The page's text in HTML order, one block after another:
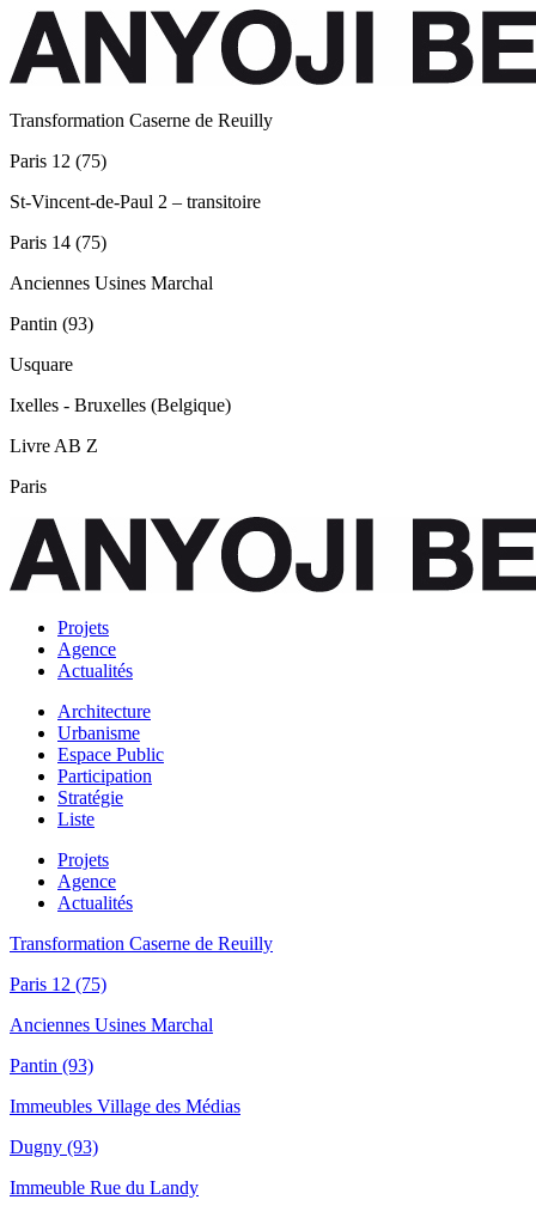
Transformation Caserne de Reuilly
Paris 12 (75)
St-Vincent-de-Paul 2 – transitoire
Paris 14 (75)
Anciennes Usines Marchal
Pantin (93)
Usquare
Ixelles - Bruxelles (Belgique)
Livre AB Z
Paris
Projets
Agence
Actualités
Architecture
Urbanisme
Espace Public
Participation
Stratégie
Liste
Projets
Agence
Actualités
Transformation Caserne de Reuilly
Paris 12 (75)
Anciennes Usines Marchal
Pantin (93)
Immeubles Village des Médias
Dugny (93)
Immeuble Rue du Landy